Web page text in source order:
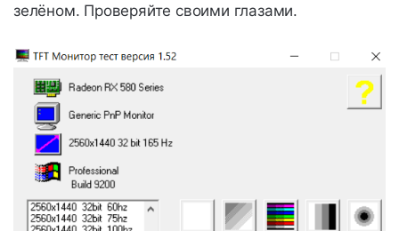
зелёном. Проверяйте своими глазами.